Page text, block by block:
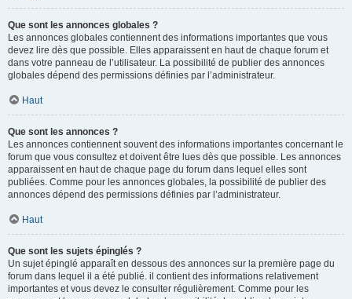
Que sont les annonces globales ?
Les annonces globales contiennent des informations importantes que vous
devez lire dès que possible. Elles apparaissent en haut de chaque forum et
dans votre panneau de l’utilisateur. La possibilité de publier des annonces
globales dépend des permissions définies par l’administrateur.
Haut
Que sont les annonces ?
Les annonces contiennent souvent des informations importantes concernant le
forum que vous consultez et doivent être lues dès que possible. Les annonces
apparaissent en haut de chaque page du forum dans lequel elles sont
publiées. Comme pour les annonces globales, la possibilité de publier des
annonces dépend des permissions définies par l’administrateur.
Haut
Que sont les sujets épinglés ?
Un sujet épinglé apparaît en dessous des annonces sur la première page du
forum dans lequel il a été publié. il contient des informations relativement
importantes et vous devez le consulter régulièrement. Comme pour les